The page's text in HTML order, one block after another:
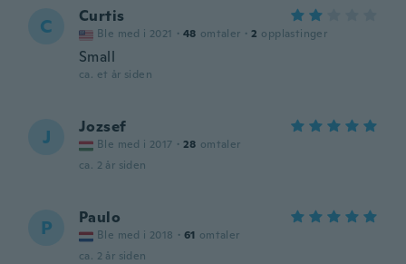
C Curtis
Ble med i 2021 · 48 omtaler · 2 opplastinger
Small
ca. et år siden
J Jozsef
Ble med i 2017 · 28 omtaler
ca. 2 år siden
P Paulo
Ble med i 2018 · 61 omtaler
ca. 2 år siden